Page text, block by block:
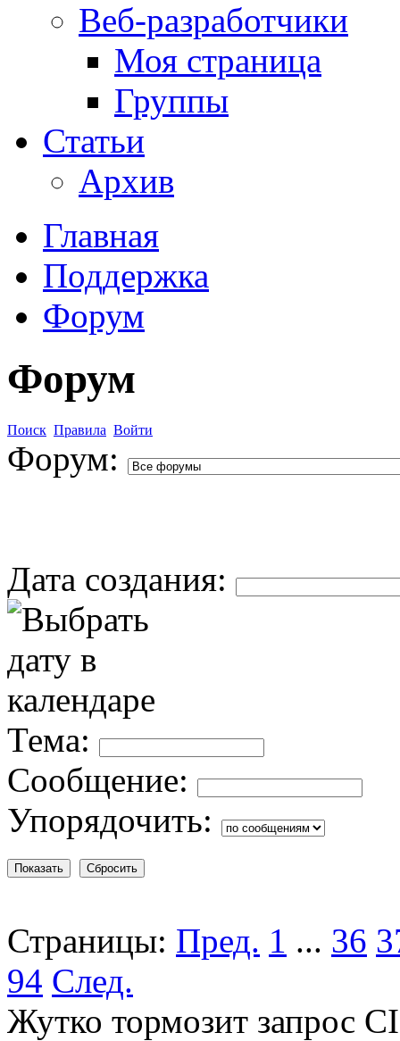
Веб-разработчики
Моя страница
Группы
Статьи
Архив
Главная
Поддержка
Форум
Форум
Поиск Правила Войти
Форум:
Дата создания:
Тема:
Сообщение:
Упорядочить:
Страницы: Пред. 1 ... 36
94 След.
Жутко тормозит запрос